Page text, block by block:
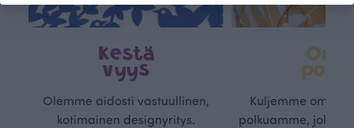
Kestä
vyys
Olemme aidosti vastuullinen,
kotimainen designyritys.
Oma
Kuljemme omaa,
polkuamme, jolla